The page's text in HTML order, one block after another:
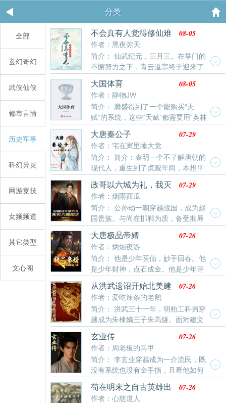
分类
全部
玄幻奇幻
武侠仙侠
都市言情
历史军事
科幻异灵
网游竞技
女频频道
其它类型
文心阁
不会真有人觉得修仙难
吧
作者：黑夜弥天
08-05
简介： 仙武纪元，三月三。在掌门的
不懈努力之下，青云道宗终于迎来了
第八位弟子叶平。为了能让叶平留下，也为了能够得到
叶平的尊重，宗门上下用尽各种手段哄骗。吹嘘自己是
绝世剑道天才，绝世修行天才，绝世炼丹天才，绝世炼
器天才，绝世占卜天才，绝世阵法天才，绝世鉴宝天
才，绝世气运之子。而且为了维持天才形象，更是一通
乱教。随便划一道剑痕就让叶平领悟绝世剑意。随便拿
出个大锅就让叶平炼出极品丹药。随便拿出一枚铜钱就
让叶平算出绝世天机。本只是希望叶平能够晚点发现真
相，多在宗门待一待。可让所有人都没想到的是。这个
新来的小师弟.......居然真学会了。----本书又名《修仙真
的好难啊》，《这个小师弟貌似有点强》，《如何能让
小师弟相信我们都是理论派？》，《这不是有手就
行》，《只要你们敢说我就敢做》，《原来这个世界上
真的有天才》，《不会吧，不会吧，不会真的有人以为
叶平是废柴？》 各位书友要是觉得《不会真有人觉得修
仙难吧》还不错的话请不要忘记向您QQ群和微博里的
朋友推荐哦！
大国体育
作者：静物JW
08-05
简介： 腾盛得到了一个能购买“天
赋”的系统，这些“天赋”都需要用“奥林
匹克点数”来购买。 但只有让种花家的各项体育运动在
国际赛事上获得出色成绩，他才能获得足够多的“奥林匹
克点数”来升级天赋！ “新任务：世界杯出线！” “任务要
求：请帮助中国男足打入世界杯！” “失败惩罚：2002年
前无法充气！” #### “新任务：挑战梦之队！” “任务要
求：请迫使梦一队喊出暂停！” “失败惩罚：梦之队请求
暂停前无法漏气！” 腾盛：“种花家是什么？充气和漏气
又是什么东西？这些也要和谐吗？” 各位书友要是觉得
《大国体育》还不错的话请不要忘记向您QQ群和微博
里的朋友推荐哦！
大唐秦公子
作者：宅在家里睡大觉
07-29
简介： 简介：秦明一个不了解唐朝的
现代人，重生到了贞观年间，本想平
平淡淡的度过一生，娶个老婆，找十几个小妾，过过古
代人朴实无华的生活。没成想自己只是在庄子里随便吹
吹牛，居然受到了各方大佬的觊觎。李世民没事就带着
一家老小来蹭饭，世家门阀到处使绊子。好既然你们不
让我好过，大家都甭想快乐。
政哥以六城为礼，我灭
六国报之
作者：烟雨西瓜
07-29
简介： 公孙劫一朝穿越战国，成为赵
国贵族。与尚在邯郸为质，备受欺辱
的嬴政交好。他知晓历史走向，却因救命之恩帮助赵国
连败秦军。却没想到昏聩的赵王听信郭开谗言，认为公
孙劫通敌叛国。将他贬为庶民，软禁于邯郸！恰逢嬴政
得到消息，立即派遣使臣入赵。以六座城池为礼，换取
公孙劫入秦。不是说我投秦吗？好，那我就如你所愿！
从此，我就是六国的劫！那年风雪，公孙劫白衣胜雪，
孤身入秦。嬴政不顾群臣阻拦，亲自出函谷三十里，请
公孙劫
大唐极品帝婿
作者：炳烛夜游
07-26
简介： 他是少年医仙，妙手回春。他
是少年财神，点石成金。他是少年诗
仙，号称天下才华一石，他独占八斗，但他不骂人不写
诗他是继李世民，李靖，李绩之后，大唐最年轻的战
神，征战草原扬威万里势不可挡。但他的目标却是征服
星辰大海，最终，他成了横行四海的海盗王。让大唐龙
旗插遍世界每一个角落，让每一个看到大
从洪武遗诏开始北美建
国
作者：爱吃辣条的老鹅
07-26
简介： 洪武三十一年，明粉工科男穿
越成为朱棣嫡三子朱高燧。面对建文
削藩危机，他献上一计：“爹，皇爷爷留有遗诏，我有人
证、物证！”朱棣震惊！建文元年，他为朱棣披上龙
袍：“爹，天冷了，加件衣服吧！”洪熙元年，已经在北
美洲建国的他被长子披上龙袍：“父王，天冷了，加件衣
服吧！”于是，世界上又多了一个大明王朝——美洲大
明！景泰元年，叫门天子朱祁镇逃到北美：“三叔祖，有
人欺负您的大侄孙啊！”
玄业传
作者：周老板的马甲
07-26
简介： 李玄业穿越成为一介流民，既
没有系统也没有金手指，且看他如何
一步步在险象环生的情况下称王称霸，最后一统天下。
苟在明末之自古英雄出
少年
作者：心慈道人
07-26